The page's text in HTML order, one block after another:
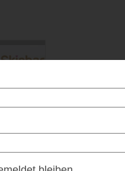
Rabatt...